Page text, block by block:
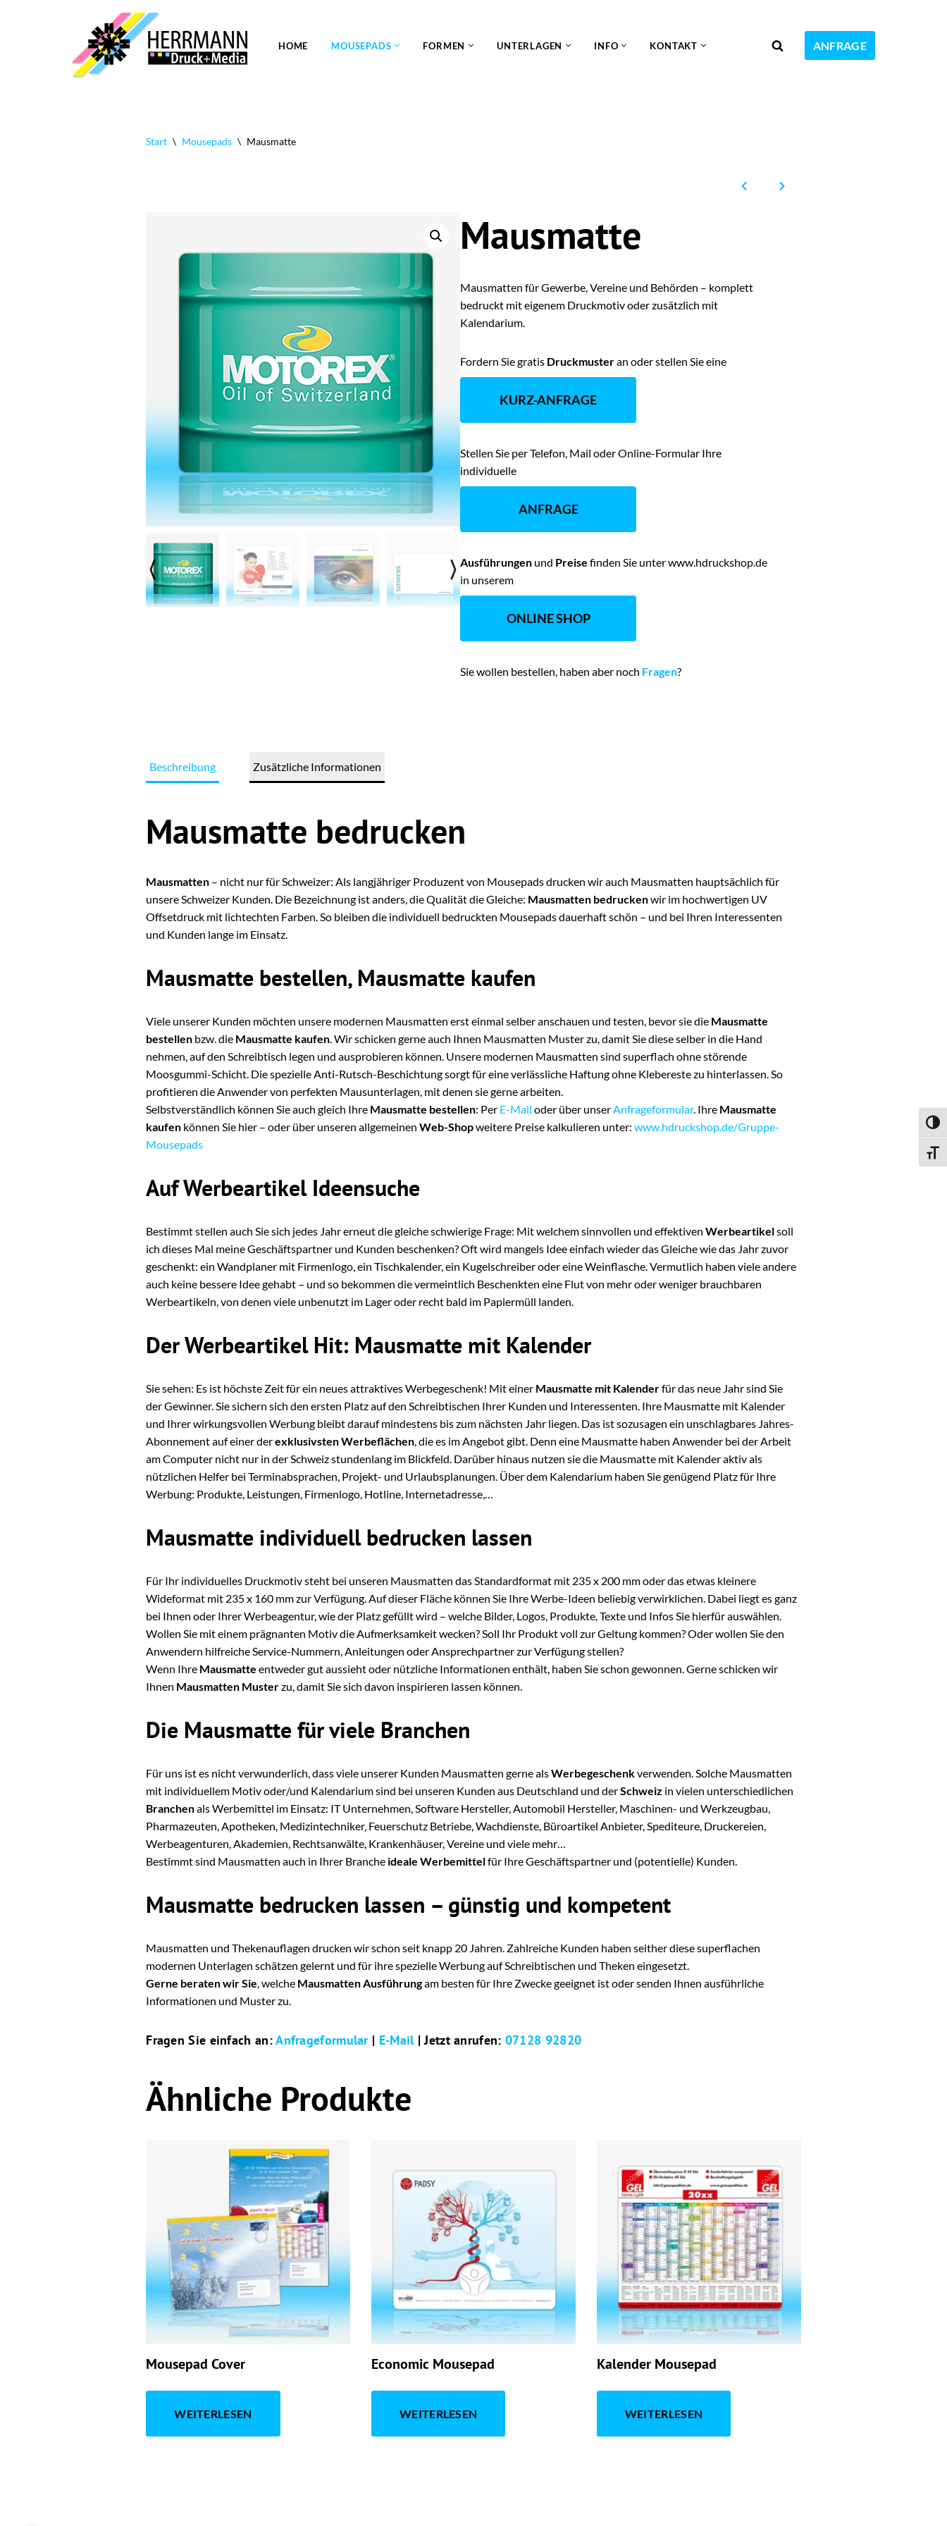
HOME MOUSEPADS FORMEN UNTERLAGEN INFO KONTAKT ANFRAGE
Start \ Mousepads \ Mausmatte
Mausmatte
Mausmatten für Gewerbe, Vereine und Behörden – komplett
bedruckt mit eigenem Druckmotiv oder zusätzlich mit
Kalendarium.
Fordern Sie gratis Druckmusteran oder stellen Sie eine
KURZ-ANFRAGE
Stellen Sie per Telefon, Mail oder Online-Formular Ihre
individuelle
ANFRAGE
Ausführungen und Preise finden Sie unter www.hdruckshop.de
in unserem
ONLINE SHOP
Sie wollen bestellen, haben aber noch Fragen?
Beschreibung Zusätzliche Informationen
Mausmatte bedrucken
Mausmatten – nicht nur für Schweizer: Als langjähriger Produzent von Mousepads drucken wir auch Mausmatten hauptsächlich für
unsere Schweizer Kunden. Die Bezeichnung ist anders, die Qualität die Gleiche: Mausmatten bedruckenwir im hochwertigen UV
Offsetdruck mit lichtechten Farben. So bleiben die individuell bedruckten Mousepads dauerhaft schön – und bei Ihren Interessenten
und Kunden lange im Einsatz.
Mausmatte bestellen, Mausmatte kaufen
Viele unserer Kunden möchten unsere modernen Mausmatten erst einmal selber anschauen und testen, bevor sie die Mausmatte
bestellen bzw. die Mausmatte kaufen. Wir schicken gerne auch Ihnen Mausmatten Muster zu, damit Sie diese selber in die Hand
nehmen, auf den Schreibtisch legen und ausprobieren können. Unsere modernen Mausmatten sind superflach ohne störende
Moosgummi-Schicht. Die spezielle Anti-Rutsch-Beschichtung sorgt für eine verlässliche Haftung ohne Klebereste zu hinterlassen. So
profitieren die Anwender von perfekten Mausunterlagen, mit denen sie gerne arbeiten.
Selbstverständlich können Sie auch gleich Ihre Mausmatte bestellen: Per E-Mail oder über unserAnfrageformular. Ihre Mausmatte
kaufen können Sie hier – oder über unseren allgemeinenWeb-Shopweitere Preise kalkulieren unter:www.hdruckshop.de/Gruppe-
Mousepads
Auf Werbeartikel Ideensuche
Bestimmt stellen auch Sie sich jedes Jahr erneut die gleiche schwierige Frage: Mit welchem sinnvollen und effektivenWerbeartikelsoll
ich dieses Mal meine Geschäftspartner und Kunden beschenken? Oft wird mangels Idee einfach wieder das Gleiche wie das Jahr zuvor
geschenkt: ein Wandplaner mit Firmenlogo, ein Tischkalender, ein Kugelschreiber oder eine Weinflasche. Vermutlich haben viele andere
auch keine bessere Idee gehabt – und so bekommen die vermeintlich Beschenkten eine Flut von mehr oder weniger brauchbaren
Werbeartikeln, von denen viele unbenutzt im Lager oder recht bald im Papiermüll landen.
Der Werbeartikel Hit: Mausmatte mit Kalender
Sie sehen: Es ist höchste Zeit für ein neues attraktives Werbegeschenk! Mit einer Mausmatte mit Kalenderfür das neue Jahr sind Sie
der Gewinner. Sie sichern sich den ersten Platz auf den Schreibtischen Ihrer Kunden und Interessenten. Ihre Mausmatte mit Kalender
und Ihrer wirkungsvollen Werbung bleibt darauf mindestens bis zum nächsten Jahr liegen. Das ist sozusagen ein unschlagbares Jahres-
Abonnement auf einer derexklusivsten Werbeflächen, die es im Angebot gibt. Denn eine Mausmatte haben Anwender bei der Arbeit
am Computer nicht nur in der Schweiz stundenlang im Blickfeld. Darüber hinaus nutzen sie die Mausmatte mit Kalender aktiv als
nützlichen Helfer bei Terminabsprachen, Projekt- und Urlaubsplanungen. Über dem Kalendarium haben Sie genügend Platz für Ihre
Werbung: Produkte, Leistungen, Firmenlogo, Hotline, Internetadresse,…
Mausmatte individuell bedrucken lassen
Für Ihr individuelles Druckmotiv steht bei unseren Mausmatten das Standardformat mit 235 x 200 mm oder das etwas kleinere
Wideformat mit 235 x 160 mm zur Verfügung. Auf dieser Fläche können Sie Ihre Werbe-Ideen beliebig verwirklichen. Dabei liegt es ganz
bei Ihnen oder Ihrer Werbeagentur, wie der Platz gefüllt wird – welche Bilder, Logos, Produkte, Texte und Infos Sie hierfür auswählen.
Wollen Sie mit einem prägnanten Motiv die Aufmerksamkeit wecken? Soll Ihr Produkt voll zur Geltung kommen? Oder wollen Sie den
Anwendern hilfreiche Service-Nummern, Anleitungen oder Ansprechpartner zur Verfügung stellen?
Wenn Ihre Mausmatteentweder gut aussieht oder nützliche Informationen enthält, haben Sie schon gewonnen. Gerne schicken wir
Ihnen Mausmatten Musterzu, damit Sie sich davon inspirieren lassen können.
Die Mausmatte für viele Branchen
Für uns ist es nicht verwunderlich, dass viele unserer Kunden Mausmatten gerne alsWerbegeschenkverwenden. Solche Mausmatten
mit individuellem Motiv oder/und Kalendarium sind bei unseren Kunden aus Deutschland und derSchweiz in vielen unterschiedlichen
Branchenals Werbemittel im Einsatz: IT Unternehmen, Software Hersteller, Automobil Hersteller, Maschinen- und Werkzeugbau,
Pharmazeuten, Apotheken, Medizintechniker‚ Feuerschutz Betriebe, Wachdienste, Büroartikel Anbieter, Spediteure, Druckereien,
Werbeagenturen, Akademien, Rechtsanwälte, Krankenhäuser, Vereine und viele mehr…
Bestimmt sind Mausmatten auch in Ihrer Branche ideale Werbemittelfür Ihre Geschäftspartner und (potentielle) Kunden.
Mausmatte bedrucken lassen – günstig und kompetent
Mausmatten und Thekenauflagen drucken wir schon seit knapp 20 Jahren. Zahlreiche Kunden haben seither diese superflachen
modernen Unterlagen schätzen gelernt und für ihre spezielle Werbung auf Schreibtischen und Theken eingesetzt.
Gerne beraten wir Sie, welche Mausmatten Ausführungam besten für Ihre Zwecke geeignet ist oder senden Ihnen ausführliche
Informationen und Muster zu.
Fragen Sie einfach an:Anfrageformular| E-Mail| Jetzt anrufen: 07128 92820
Ähnliche Produkte
Mousepad Cover
WEITERLESEN
Economic Mousepad
WEITERLESEN
Kalender Mousepad
WEITERLESEN